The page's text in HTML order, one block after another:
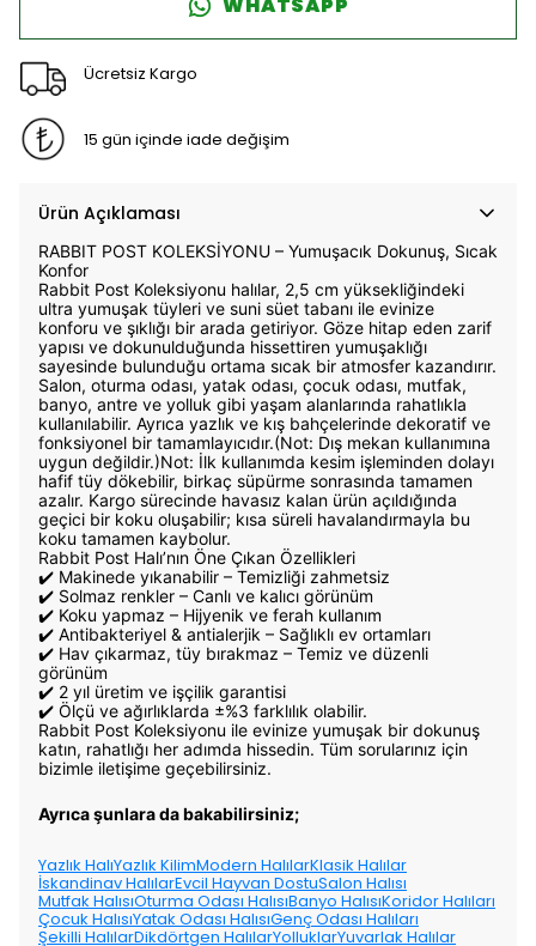
Ücretsiz Kargo
15 gün içinde iade değişim
Ürün Açıklaması
RABBIT POST KOLEKSİYONU – Yumuşacık Dokunuş, Sıcak
Konfor
Rabbit Post Koleksiyonu halılar, 2,5 cm yüksekliğindeki
ultra yumuşak tüyleri ve suni süet tabanı ile evinize
konforu ve şıklığı bir arada getiriyor. Göze hitap eden zarif
yapısı ve dokunulduğunda hissettiren yumuşaklığı
sayesinde bulunduğu ortama sıcak bir atmosfer kazandırır.
Salon, oturma odası, yatak odası, çocuk odası, mutfak,
banyo, antre ve yolluk gibi yaşam alanlarında rahatlıkla
kullanılabilir. Ayrıca yazlık ve kış bahçelerinde dekoratif ve
fonksiyonel bir tamamlayıcıdır.(Not: Dış mekan kullanımına
uygun değildir.)Not: İlk kullanımda kesim işleminden dolayı
hafif tüy dökebilir, birkaç süpürme sonrasında tamamen
azalır. Kargo sürecinde havasız kalan ürün açıldığında
geçici bir koku oluşabilir; kısa süreli havalandırmayla bu
koku tamamen kaybolur.
Rabbit Post Halı’nın Öne Çıkan Özellikleri
✔️ Makinede yıkanabilir – Temizliği zahmetsiz
✔️ Solmaz renkler – Canlı ve kalıcı görünüm
✔️ Koku yapmaz – Hijyenik ve ferah kullanım
✔️ Antibakteriyel & antialerjik – Sağlıklı ev ortamları
✔️ Hav çıkarmaz, tüy bırakmaz – Temiz ve düzenli
görünüm
✔️ 2 yıl üretim ve işçilik garantisi
✔️ Ölçü ve ağırlıklarda ±%3 farklılık olabilir.
Rabbit Post Koleksiyonu ile evinize yumuşak bir dokunuş
katın, rahatlığı her adımda hissedin. Tüm sorularınız için
bizimle iletişime geçebilirsiniz.
Ayrıca şunlara da bakabilirsiniz;
Yazlık HalıYazlık KilimModern HalılarKlasik Halılar
İskandinav HalılarEvcil Hayvan DostuSalon Halısı
Mutfak HalısıOturma Odası HalısıBanyo HalısıKoridor Halıları
Çocuk HalısıYatak Odası HalısıGenç Odası Halıları
Şekilli HalılarDikdörtgen HalılarYolluklarYuvarlak Halılar